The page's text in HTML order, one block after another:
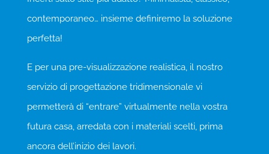
contemporaneo… insieme definiremo la soluzione
perfetta!
E per una pre-visualizzazione realistica, il nostro
servizio di progettazione tridimensionale vi
permetterà di “entrare” virtualmente nella vostra
futura casa, arredata con i materiali scelti, prima
ancora dell’inizio dei lavori.